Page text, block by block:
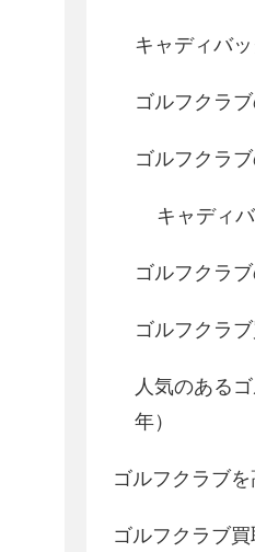
キャディバ
ゴルフクラ
ゴルフクラ
キャディ
ゴルフクラ
ゴルフクラブ
人気のある
年）
ゴルフクラブ
ゴルフクラブ